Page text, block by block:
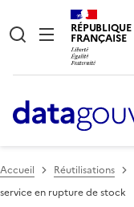
RÉPUBLIQUE
FRANÇAISE
Accueil Réutilisations
service en rupture de stock